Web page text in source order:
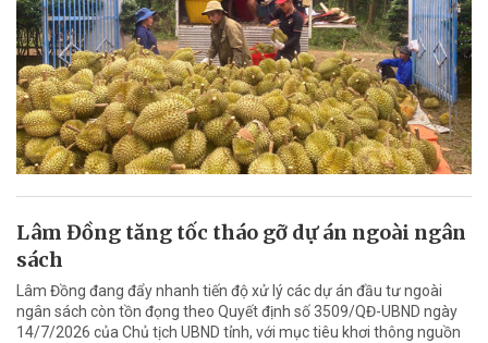
Lâm Đồng tăng tốc tháo gỡ dự án ngoài ngân
sách
Lâm Đồng đang đẩy nhanh tiến độ xử lý các dự án đầu tư ngoài
ngân sách còn tồn đọng theo Quyết định số 3509/QĐ-UBND ngày
14/7/2026 của Chủ tịch UBND tỉnh, với mục tiêu khơi thông nguồn